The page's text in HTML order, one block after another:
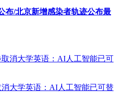
布/北京新增感染者轨迹公布最
大学英语：AI人工智能已可替